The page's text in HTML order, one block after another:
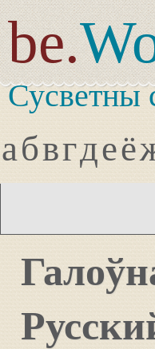
be.
Сусветны
абвгдеё